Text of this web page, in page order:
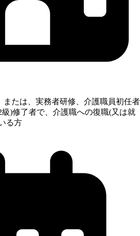
または、実務者研修、介護職員初任者
)修了者で、介護職への復職(又は就
る方